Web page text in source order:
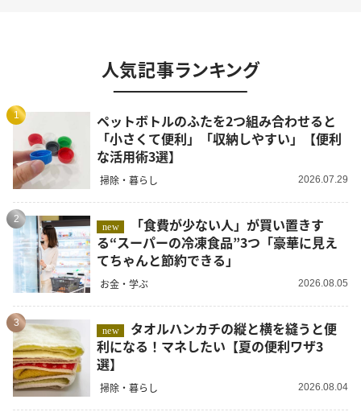
人気記事ランキング
1
ペットボトルのふたを2つ組み合わせると
「小さくて便利」「収納しやすい」【便利
な活用術3選】
掃除・暮らし 2026.07.29
2
new
る“スーパーの冷凍食品”3つ「豪華に見え
てちゃんと節約できる」
お金・学ぶ 2026.08.05
3
new
利になる！マネしたい【夏の便利ワザ3
選】
掃除・暮らし 2026.08.04